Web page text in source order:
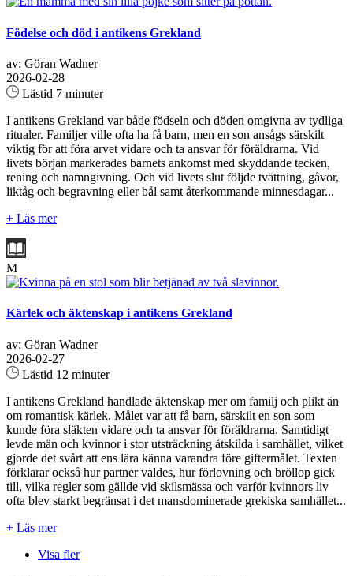
Födelse och död i antikens Grekland
av: Göran Wadner
2026-02-28
Lästid 7 minuter
I antikens Grekland var både födseln och döden omgivna av tydliga
ritualer. Familjer ville ofta ha få barn, men en son ansågs särskilt
viktig för att föra arvet vidare och ta ansvar för föräldrarna. Vid
livets början markerades barnets ankomst med skyddande tecken,
rening och namngivning. Och vid livets slut följde tvättning, gåvor,
liktåg och begravning eller bål samt återkommande minnesdagar...
+ Läs mer
M
Kärlek och äktenskap i antikens Grekland
av: Göran Wadner
2026-02-27
Lästid 12 minuter
I antikens Grekland handlade äktenskap mer om familj och plikt än
om romantisk kärlek. Målet var att få barn, särskilt en son som
kunde föra släkten vidare och ta ansvar för föräldrarna. Samtidigt
levde män och kvinnor i stor utsträckning åtskilda i samhället, vilket
gjorde det svårt att ens lära känna varandra före giftermålet. Texten
förklarar också hur partner valdes, hur förlovning och bröllop gick
till, vilka regler som gällde vid skilsmässa och varför kvinnors liv
ofta blev starkt begränsat i det mansdominerade grekiska samhället...
+ Läs mer
Visa fler